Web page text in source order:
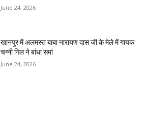
June 24, 2026
खानपुर में अलमस्त बाबा नारायण दास जी के मेले में गायक
चन्नी गिल ने बांधा समां
June 24, 2026